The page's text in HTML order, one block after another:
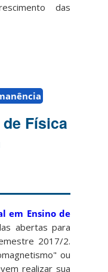
das
Física
em Ensino de
abertas para
2017/2.
ou
realizar sua